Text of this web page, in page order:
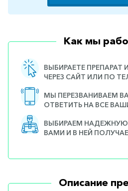
Как мы
ВЫБИРАЕТЕ ПРЕПАРАТ
ЧЕРЕЗ САЙТ ИЛИ ПО
МЫ ПЕРЕЗВАНИВАЕМ
ОТВЕТИТЬ НА ВСЕ
ВЫБИРАЕМ
ВАМИ И В НЕЙ
Описание